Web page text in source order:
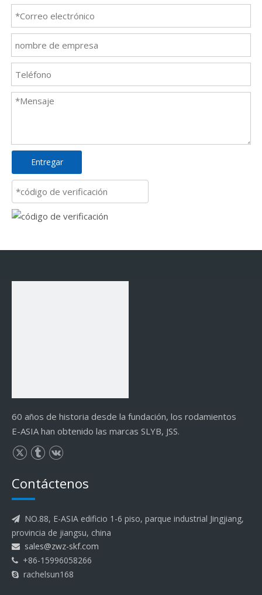
Entregar
60 años de historia desde la fundación, los rodamientos
E-ASIA han obtenido las marcas SLYB, JSS.
Contáctenos

NO.88, E-ASIA edificio 1-6 piso, parque industrial Jingjiang,
provincia de jiangsu, china
 sales@zwz-skf.com
 +86-15996058266
 rachelsun168